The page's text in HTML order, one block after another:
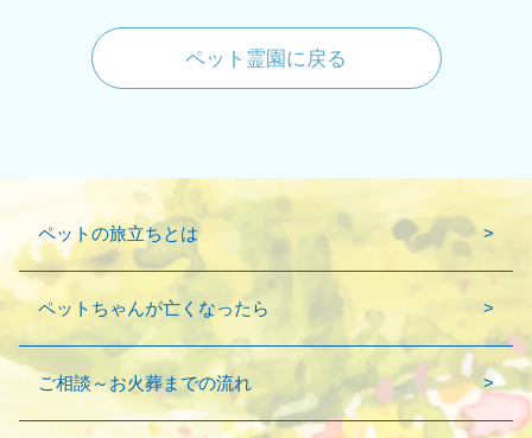
ペット霊園に戻る
ペットの旅立ちとは
ペットちゃんが亡くなったら
ご相談～お火葬までの流れ